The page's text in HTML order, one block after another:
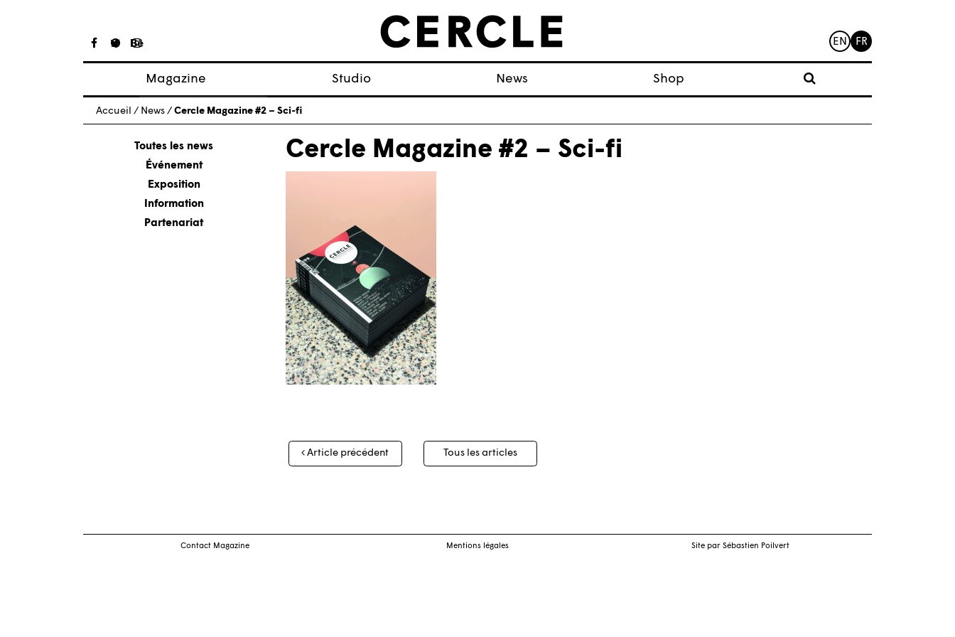
EN FR
Magazine
Articles
À propos
Numéros
Studio News Shop
Accueil / News / Cercle Magazine #2 – Sci-fi
Toutes les news
Événement
Exposition
Information
Partenariat
Cercle Magazine #2 – Sci-fi
Navigation
des
Article précédent Tous les articles
Contact Magazine Mentions légales Site par Sébastien Poilvert